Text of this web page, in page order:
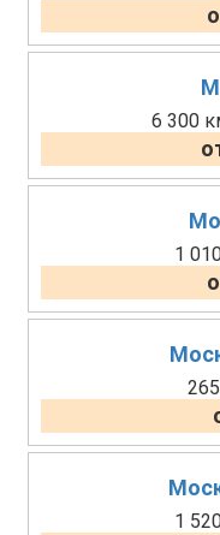
6 300
1
1